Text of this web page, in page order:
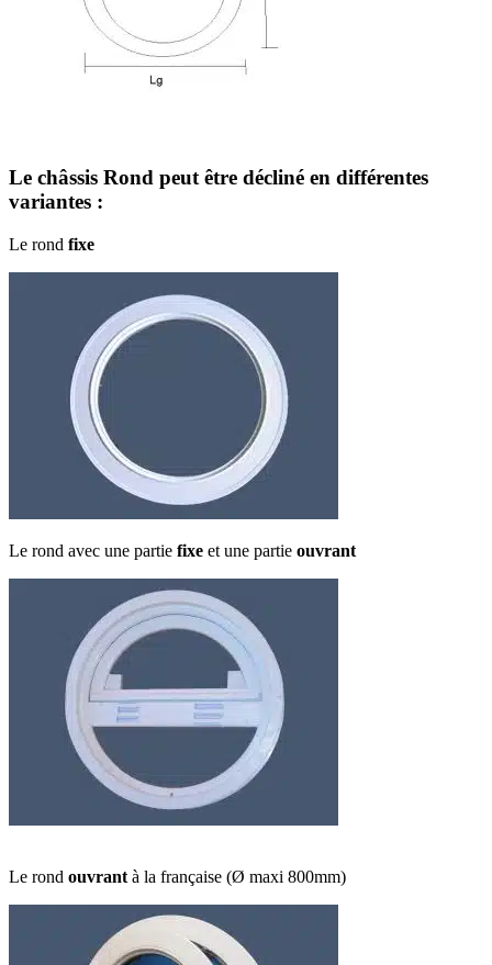
Le châssis Rond peut être décliné en différentes
variantes :
Le rond fixe
Le rond avec une partie fixe et une partie ouvrant
Le rond ouvrant à la française (Ø maxi 800mm)